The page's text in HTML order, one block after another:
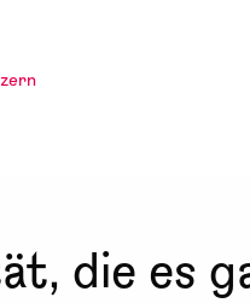
die es